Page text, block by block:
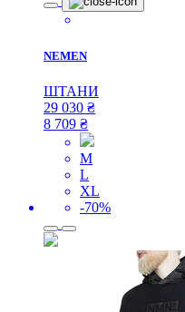
NEMEN
ШТАНИ
29 030 ₴
8 709 ₴
M
L
XL
-70%